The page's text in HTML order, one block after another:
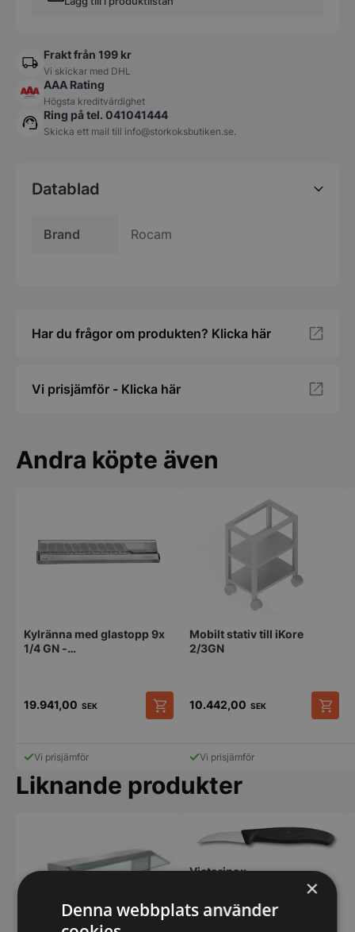
Frakt från 199 kr
Vi skickar med DHL
AAA Rating
Högsta kreditvärdighet
Ring på tel. 041041444
Skicka ett mail till info@storkoksbutiken.se.
Datablad
Brand Rocam
Har du frågor om produkten? Klicka här
Vi prisjämför - Klicka här
Andra köpte även
Kylränna med glastopp 9x
1/4 GN -
19.941,00 SEK
Vi prisjämför
Mobilt stativ till iKore
2/3GN
10.442,00 SEK
Vi prisjämför
Liknande produkter
Victorinox -
Tourner-/Formkniv, 6 cm,
×
Denna webbplats använder